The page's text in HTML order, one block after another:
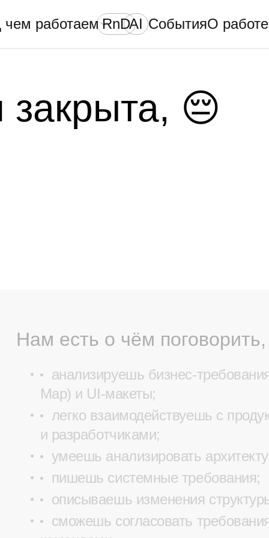
чем работаемRnDAI СобытияО
закрыта, 😔
Нам есть о чём
анализируешь бизнес-
Map) и UI-макеты;
легко взаимодействуешь с
и разработчиками;
умеешь анализировать
пишешь системные требования;
описываешь изменения
сможешь согласовать